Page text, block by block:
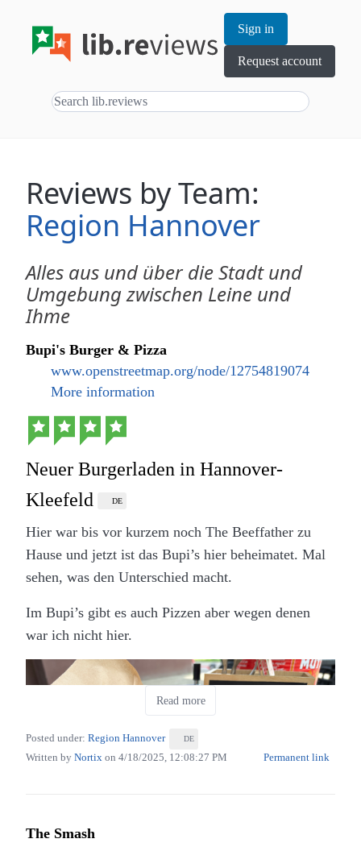
Sign in
Request account
Reviews by Team:
Region Hannover
Alles aus und über die Stadt und
Umgebung zwischen Leine und
Ihme
Bupi's Burger & Pizza
www.openstreetmap.org/node/12754819074
More information
Neuer Burgerladen in Hannover-
Kleefeld
DE
Hier war bis vor kurzem noch The Beeffather zu
Hause und jetzt ist das Bupi’s hier beheimatet. Mal
sehen, was den Unterschied macht.
Im Bupi’s gibt es auch Pizzen aber wegen denen
war ich nicht hier.
Read more
Posted under: Region Hannover DE
Written by Nortix on 4/18/2025, 12:08:27 PM Permanent link
The Smash